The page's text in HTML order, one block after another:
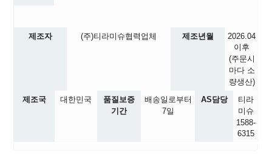
제조자 (주)티라미슈협력업체 제조년월
2026.04
이후
(주문시
마다 소
량생산)
제조국
대한민국
품질보증
기간
배송일로부터
7일
AS담당
티라
미슈
1588-
6315